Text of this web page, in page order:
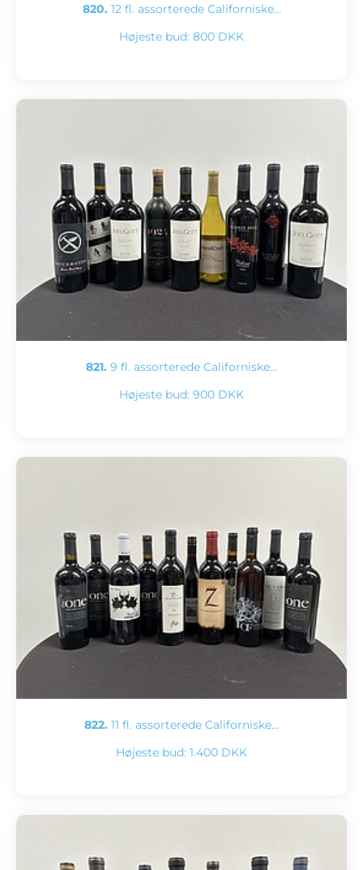
820. 12 fl. assorterede Californiske…
Højeste bud: 800 DKK
821. 9 fl. assorterede Californiske…
Højeste bud: 900 DKK
822. 11 fl. assorterede Californiske…
Højeste bud: 1.400 DKK